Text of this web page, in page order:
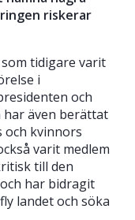
riskerar
tidigare varit
i
och
har även berättat
och kvinnors
varit medlem
till den
har bidragit
landet och söka